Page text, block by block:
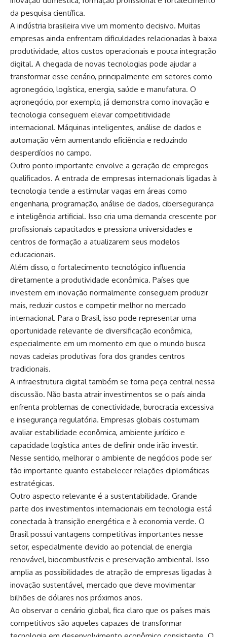
da pesquisa científica.
A indústria brasileira vive um momento decisivo. Muitas
empresas ainda enfrentam dificuldades relacionadas à baixa
produtividade, altos custos operacionais e pouca integração
digital. A chegada de novas tecnologias pode ajudar a
transformar esse cenário, principalmente em setores como
agronegócio, logística, energia, saúde e manufatura. O
agronegócio, por exemplo, já demonstra como inovação e
tecnologia conseguem elevar competitividade
internacional. Máquinas inteligentes, análise de dados e
automação vêm aumentando eficiência e reduzindo
desperdícios no campo.
Outro ponto importante envolve a geração de empregos
qualificados. A entrada de empresas internacionais ligadas à
tecnologia tende a estimular vagas em áreas como
engenharia, programação, análise de dados, cibersegurança
e inteligência artificial. Isso cria uma demanda crescente por
profissionais capacitados e pressiona universidades e
centros de formação a atualizarem seus modelos
educacionais.
Além disso, o fortalecimento tecnológico influencia
diretamente a produtividade econômica. Países que
investem em inovação normalmente conseguem produzir
mais, reduzir custos e competir melhor no mercado
internacional. Para o Brasil, isso pode representar uma
oportunidade relevante de diversificação econômica,
especialmente em um momento em que o mundo busca
novas cadeias produtivas fora dos grandes centros
tradicionais.
A infraestrutura digital também se torna peça central nessa
discussão. Não basta atrair investimentos se o país ainda
enfrenta problemas de conectividade, burocracia excessiva
e insegurança regulatória. Empresas globais costumam
avaliar estabilidade econômica, ambiente jurídico e
capacidade logística antes de definir onde irão investir.
Nesse sentido, melhorar o ambiente de negócios pode ser
tão importante quanto estabelecer relações diplomáticas
estratégicas.
Outro aspecto relevante é a sustentabilidade. Grande
parte dos investimentos internacionais em tecnologia está
conectada à transição energética e à economia verde. O
Brasil possui vantagens competitivas importantes nesse
setor, especialmente devido ao potencial de energia
renovável, biocombustíveis e preservação ambiental. Isso
amplia as possibilidades de atração de empresas ligadas à
inovação sustentável, mercado que deve movimentar
bilhões de dólares nos próximos anos.
Ao observar o cenário global, fica claro que os países mais
competitivos são aqueles capazes de transformar